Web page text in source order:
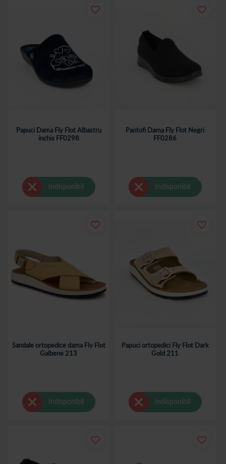
Papuci Dama Fly Flot Albastru
inchis FF0298
Indisponibil
Pantofi Dama Fly Flot Negri
FF0286
Indisponibil
Sandale ortopedice dama Fly Flot
Galbene 213
Indisponibil
Papuci ortopedici Fly Flot Dark
Gold 211
Indisponibil